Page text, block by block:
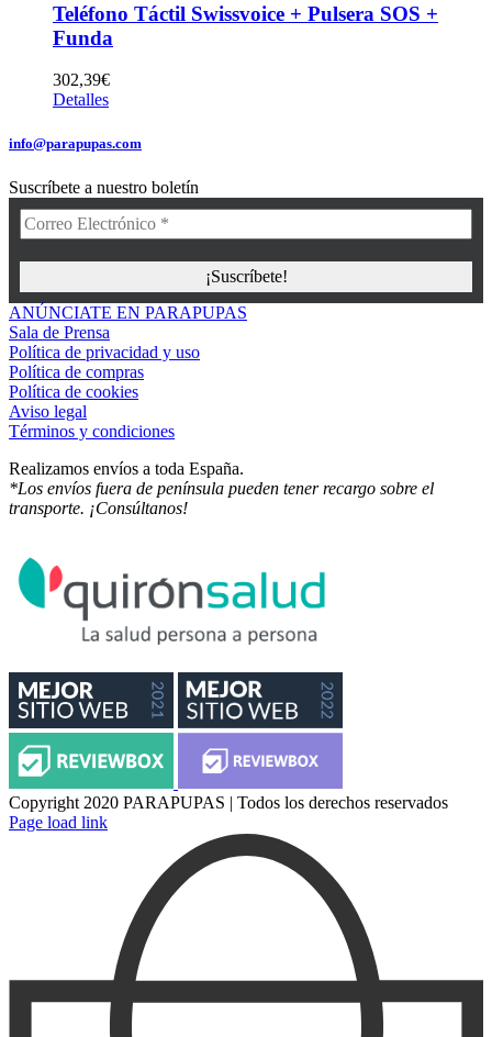
Teléfono Táctil Swissvoice + Pulsera SOS +
Funda
302,39€
Detalles
info@parapupas.com
Suscríbete a nuestro boletín
ANÚNCIATE EN PARAPUPAS
Sala de Prensa
Política de privacidad y uso
Política de compras
Política de cookies
Aviso legal
Términos y condiciones
Realizamos envíos a toda España.
*Los envíos fuera de península pueden tener recargo sobre el
transporte. ¡Consúltanos!
Copyright 2020 PARAPUPAS | Todos los derechos reservados
Facebook
Instagram
Page load link